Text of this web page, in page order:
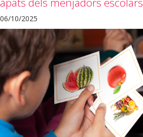
06/10/2025